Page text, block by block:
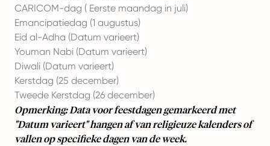
CARICOM-dag ( Eerste maandag in juli)
Emancipatiedag (1 augustus)
Eid al-Adha (Datum varieert)
Youman Nabi (Datum varieert)
Diwali (Datum varieert)
Kerstdag (25 december)
Tweede Kerstdag (26 december)
Opmerking: Data voor feestdagen gemarkeerd met
"Datum varieert" hangen af van religieuze kalenders of
vallen op specifieke dagen van de week.